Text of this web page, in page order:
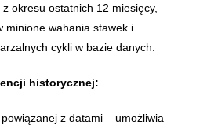
okresu ostatnich 12 miesięcy,
minione wahania stawek i
cykli w bazie danych.
historycznej:
z datami – umożliwia